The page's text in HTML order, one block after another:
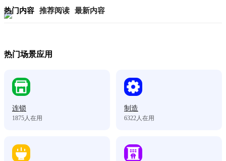
热门内容 推荐阅读 最新内容
热门场景应用
连锁
1875人在用
制造
6322人在用